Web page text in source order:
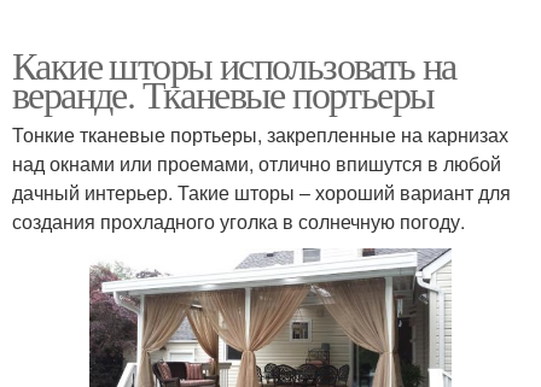
Какие шторы использовать на
веранде. Тканевые портьеры
Тонкие тканевые портьеры, закрепленные на карнизах
над окнами или проемами, отлично впишутся в любой
дачный интерьер. Такие шторы – хороший вариант для
создания прохладного уголка в солнечную погоду.